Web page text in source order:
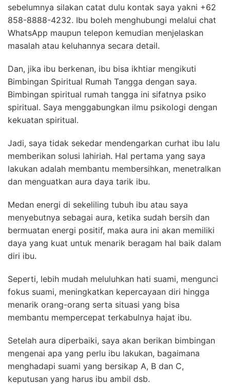
sebelumnya silakan catat dulu kontak saya yakni +62
858-8888-4232. Ibu boleh menghubungi melalui chat
WhatsApp maupun telepon kemudian menjelaskan
masalah atau keluhannya secara detail.
Dan, jika ibu berkenan, ibu bisa ikhtiar mengikuti
Bimbingan Spiritual Rumah Tangga dengan saya.
Bimbingan spiritual rumah tangga ini sifatnya psiko
spiritual. Saya menggabungkan ilmu psikologi dengan
kekuatan spiritual.
Jadi, saya tidak sekedar mendengarkan curhat ibu lalu
memberikan solusi lahiriah. Hal pertama yang saya
lakukan adalah membantu membersihkan, menetralkan
dan menguatkan aura daya tarik ibu.
Medan energi di sekeliling tubuh ibu atau saya
menyebutnya sebagai aura, ketika sudah bersih dan
bermuatan energi positif, maka aura ini akan memiliki
daya yang kuat untuk menarik beragam hal baik dalam
diri ibu.
Seperti, lebih mudah meluluhkan hati suami, mengunci
fokus suami, meningkatkan kepercayaan diri hingga
menarik orang-orang serta situasi yang bisa
membantu mempercepat terkabulnya hajat ibu.
Setelah aura diperbaiki, saya akan berikan bimbingan
mengenai apa yang perlu ibu lakukan, bagaimana
menghadapi suami yang bersikap A, B dan C,
keputusan yang harus ibu ambil dsb.